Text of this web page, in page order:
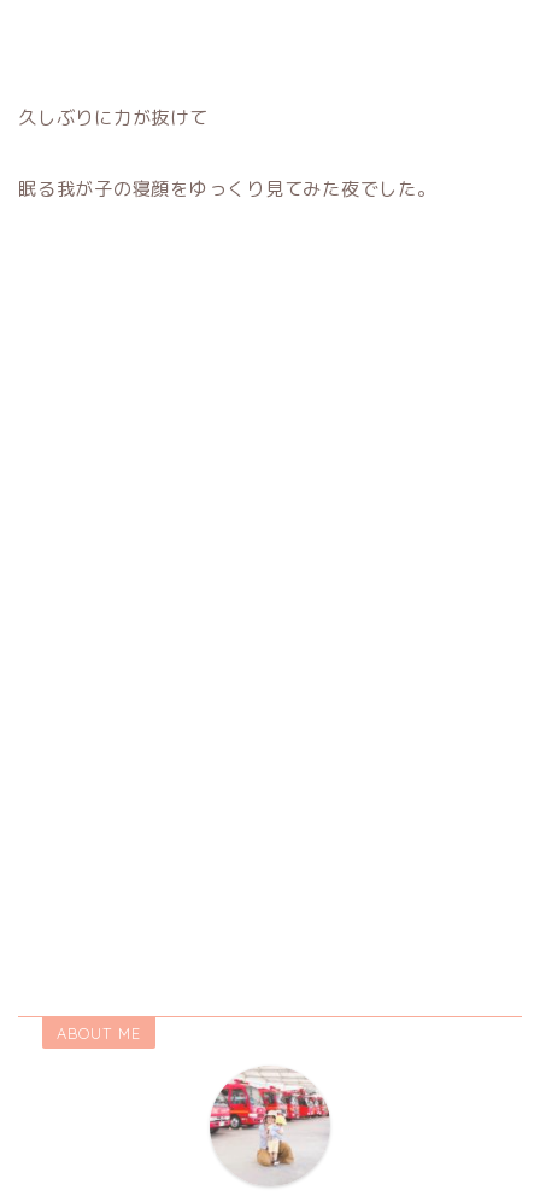
久しぶりに力が抜けて
眠る我が子の寝顔をゆっくり見てみた夜でした。
ABOUT ME